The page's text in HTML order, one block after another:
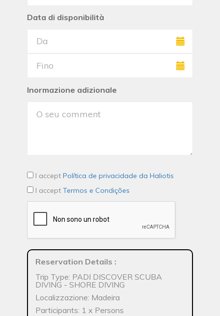
Data di disponibilità
Inormazione adizionale
I accept Política de privacidade da Haliotis
I accept Termos e Condições
Reservation Details :
Trip Type: PADI DISCOVER SCUBA
DIVING - SHORE DIVING
Localizzazione: Madeira
Participants: 1 x Persons